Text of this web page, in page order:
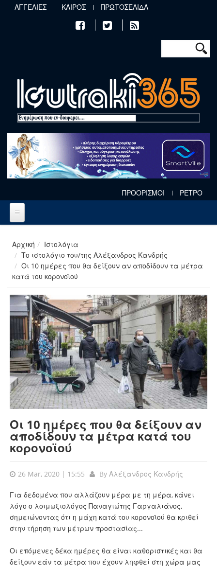
Παράκαμψη προς το κυρίως περιεχόμενο
ΑΓΓΕΛΙΕΣ ΚΑΙΡΟΣ ΠΡΩΤΟΣΕΛΙΔΑ
Φόρμα
Αναζήτηση
ΠΡΟΟΡΙΣΜΟΙ ΡΕΤΡΟ
Αρχική
Ιστολόγια
Το ιστολόγιο του/της Αλέξανδρος Κανδρής
Οι 10 ημέρες που θα δείξουν αν αποδίδουν τα μέτρα
κατά του κορονοϊού
Οι 10 ημέρες που θα δείξουν αν
αποδίδουν τα μέτρα κατά του
κορονοϊού
26 Mar, 2020 | 15:55 By Αλέξανδρος Κανδρής
Για δεδομένα που αλλάζουν μέρα με τη μέρα, κάνει
λόγο ο λοιμωξιολόγος Παναγιώτης Γαργαλιάνος,
σημειώνοντας ότι η μάχη κατά του κορονοϊού θα κριθεί
στην τήρηση των μέτρων προστασίας...
Οι επόμενες δέκα ημέρες θα είναι καθοριστικές και θα
δείξουν εάν τα μέτρα που έχουν ληφθεί στη χώρα μας